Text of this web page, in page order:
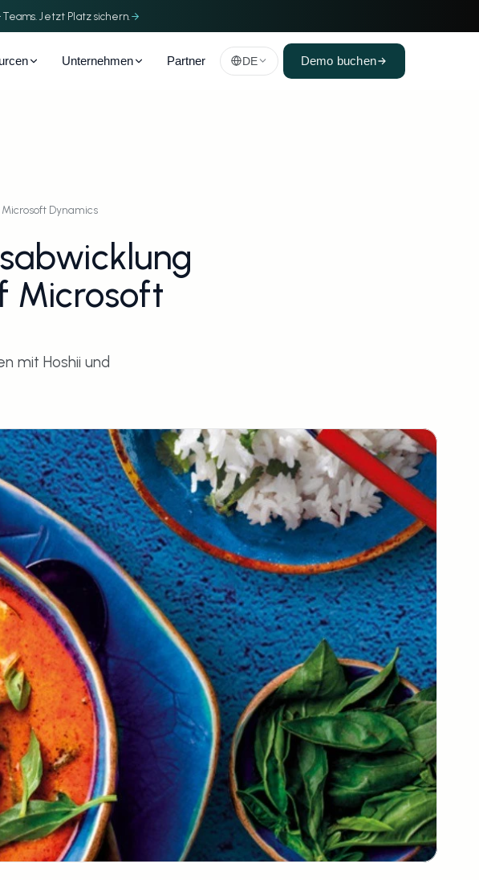
Jetzt Platz sichern.
Unternehmen Partner DE Demo buchen
Dynamics
Microsoft
mit Hoshii und